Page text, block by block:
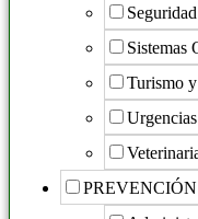
Sistemas
Turismo